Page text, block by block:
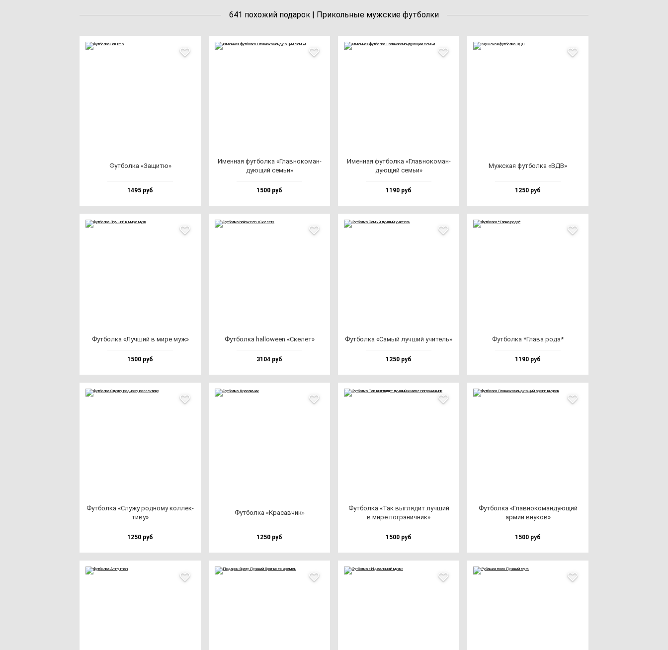
641 похожий подарок | Прикольные мужские футболки
Фут­бол­ка «Защи­тю»
1495 руб
Имен­ная фут­бол­ка «Глав­но­ко­ман­
ду­ющий семьи»
1500 руб
Имен­ная фут­бол­ка «Глав­но­ко­ман­
ду­ющий семьи»
1190 руб
Муж­ская фут­бол­ка «ВДВ»
1250 руб
Фут­бол­ка «Луч­ший в ми­ре муж»
1500 руб
Фут­бол­ка hal­lo­we­en «Ске­лет»
3104 руб
Фут­бол­ка «Самый луч­ший учи­тель»
1250 руб
Фут­бол­ка *Гла­ва ро­да*
1190 руб
Фут­бол­ка «Слу­жу род­но­му кол­лек­
ти­ву»
1250 руб
Фут­бол­ка «Кра­сав­чик»
1250 руб
Фут­бол­ка «Так выг­ля­дит луч­ший
в ми­ре пог­ра­нич­ник»
1500 руб
Фут­бол­ка «Глав­но­ко­ман­ду­ющий
ар­мии вну­ков»
1500 руб